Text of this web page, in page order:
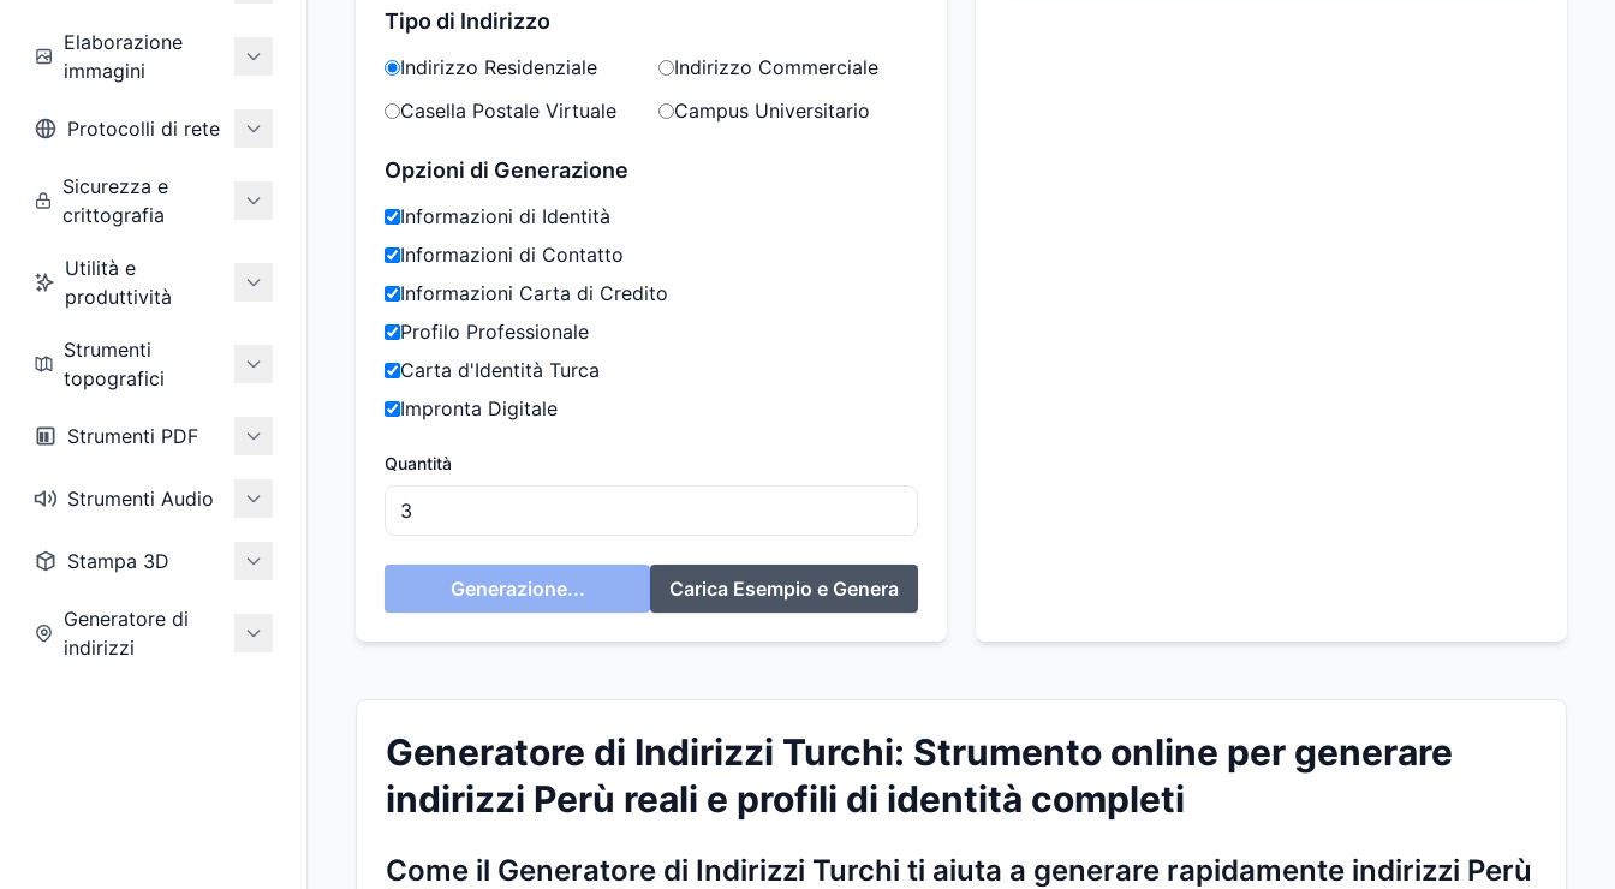
Elaborazione
immagini
Protocolli di rete
Sicurezza e
crittografia
Utilità e
produttività
Strumenti
topografici
Strumenti PDF
Strumenti Audio
Stampa 3D
Generatore di
indirizzi
Tipo di Indirizzo
Indirizzo Residenziale
Indirizzo Commerciale
Casella Postale Virtuale
Campus Universitario
Opzioni di Generazione
Informazioni di Identità
Informazioni di Contatto
Informazioni Carta di Credito
Profilo Professionale
Carta d'Identità Turca
Impronta Digitale
Quantità
Generazione... Carica Esempio e Genera
Generatore di Indirizzi Turchi: Strumento online per generare
indirizzi Perù reali e profili di identità completi
Come il Generatore di Indirizzi Turchi ti aiuta a generare rapidamente indirizzi Perù